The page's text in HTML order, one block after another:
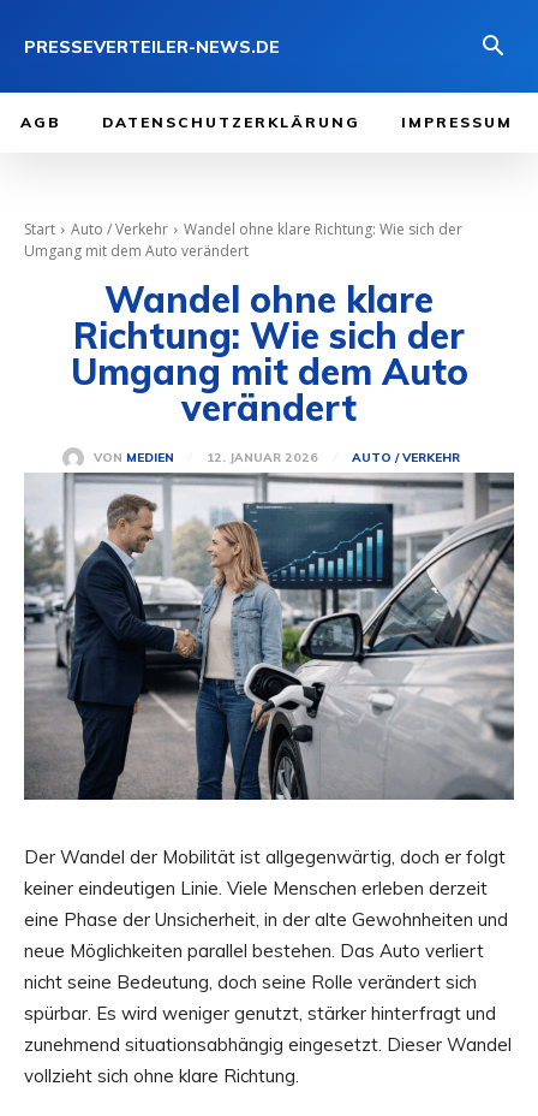
PRESSEVERTEILER-NEWS.DE
AGB DATENSCHUTZERKLÄRUNG IMPRESSUM
Start Auto / Verkehr
Wandel ohne klare Richtung: Wie sich der
Umgang mit dem Auto verändert
Wandel ohne klare
Richtung: Wie sich der
Umgang mit dem Auto
verändert
VON MEDIEN 12. JANUAR 2026 AUTO / VERKEHR
Der Wandel der Mobilität ist allgegenwärtig, doch er folgt
keiner eindeutigen Linie. Viele Menschen erleben derzeit
eine Phase der Unsicherheit, in der alte Gewohnheiten und
neue Möglichkeiten parallel bestehen. Das Auto verliert
nicht seine Bedeutung, doch seine Rolle verändert sich
spürbar. Es wird weniger genutzt, stärker hinterfragt und
zunehmend situationsabhängig eingesetzt. Dieser Wandel
vollzieht sich ohne klare Richtung.